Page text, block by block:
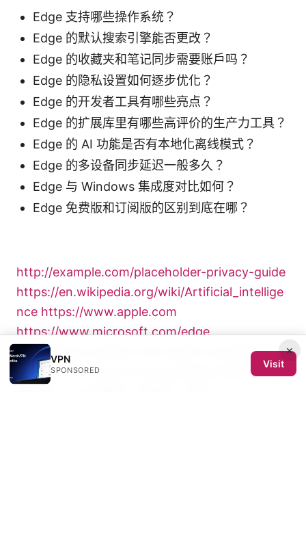
Edge 支持哪些操作系统？
Edge 的默认搜索引擎能否更改？
Edge 的收藏夹和笔记同步需要账户吗？
Edge 的隐私设置如何逐步优化？
Edge 的开发者工具有哪些亮点？
Edge 的扩展库里有哪些高评价的生产力工具？
Edge 的 AI 功能是否有本地化离线模式？
Edge 的多设备同步延迟一般多久？
Edge 与 Windows 集成度对比如何？
Edge 免费版和订阅版的区别到底在哪？
http://example.com/placeholder-privacy-guide
https://en.wikipedia.org/wiki/Artificial_intellige
nce https://www.apple.com
https://www.microsoft.com/edge
https://www.support.microsoft.com/edge
https://www.chromium.org
解决vpn使用中的各
×
VPN
SPONSORED
Visit